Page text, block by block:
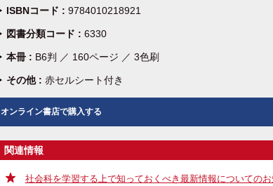
ISBNコード : 9784010218921
図書分類コード : 6330
本冊 : B6判 ／ 160ページ ／ 3色刷
その他 : 赤セルシート付き
オンライン書店で購入する
関連情報
社会科を学習する上で知っておくべき最新情報についての